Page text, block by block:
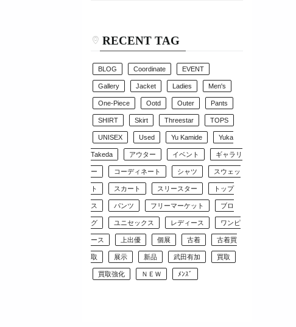
RECENT TAG
BLOG Coordinate EVENT
Gallery Jacket Ladies Men's
One-Piece Ootd Outer Pants
SHIRT Skirt Threestar TOPS
UNISEX Used Yu Kamide Yuka
Takeda アウター イベント ギャラリ
ー コーディネート シャツ スウェッ
ト スカート スリースター トップ
ス パンツ フリーマーケット ブロ
グ ユニセックス レディース ワンピ
ース 上出優 個展 古着 古着買
取 展示 新品 武田有加 買取
買取強化 ＮＥＷ ﾒﾝｽﾞ